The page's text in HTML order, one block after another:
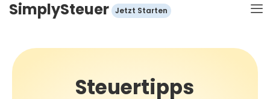
ZumSimplySteuer Jetzt Starten
Steuertipps